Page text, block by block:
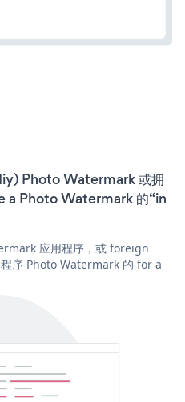
Photo Watermark 或拥
a Photo Watermark 的“in
应用程序，或 foreign
序 Photo Watermark 的 for a